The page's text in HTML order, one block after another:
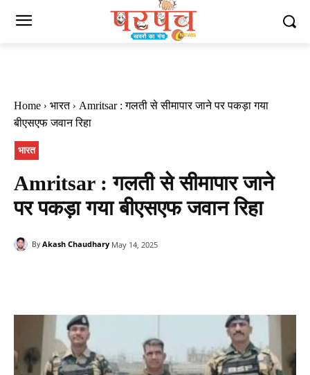
Home भारत
Amritsar : गलती से सीमापार जाने पर पकड़ा गया
बीएसएफ जवान रिहा
भारत
Amritsar : गलती से सीमापार जाने
पर पकड़ा गया बीएसएफ जवान रिहा
By Akash Chaudhary May 14, 2025